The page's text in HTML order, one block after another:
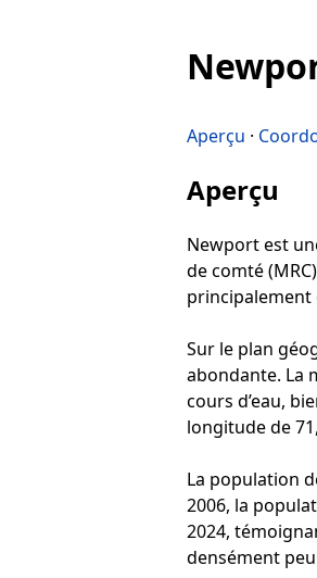
Aperçu ·
Aperçu
Newport est
de comté
Sur le plan
abondante. La
cours d’eau,
longitude de
La population
2006, la
2024,
densément